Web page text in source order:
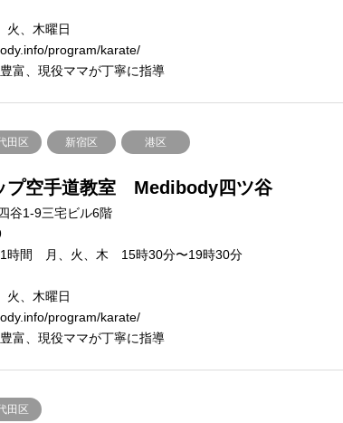
火、木曜日
program/karate/
富、現役ママが丁寧に指導
田区 新宿区 港区
プ空手道教室 Medibody四ツ谷
谷1-9三宅ビル6階
1時間 月、火、木 15時30分〜19時30分
火、木曜日
program/karate/
富、現役ママが丁寧に指導
田区